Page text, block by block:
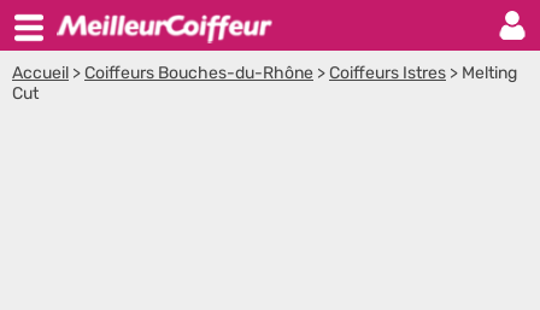
Accueil >Coiffeurs Bouches-du-Rhône >Coiffeurs Istres > Melting
Cut